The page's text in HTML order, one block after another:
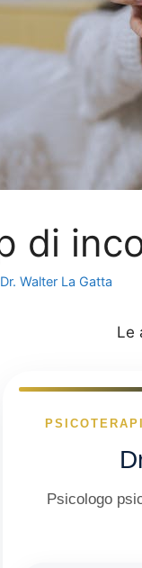
di
Dr. Walter La Gatta
Le
Psicologo